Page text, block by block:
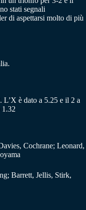
stati segnali
di aspettarsi molto di più
L’X è dato a 5.25 e il 2 a
1.32
Cochrane; Leonard,
Barrett, Jellis, Stirk,